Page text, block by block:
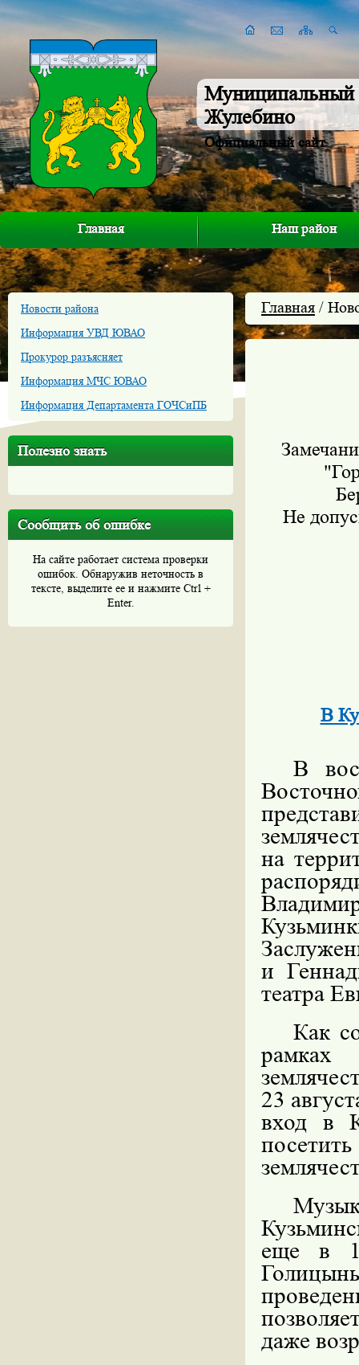
Муниципальный
Жулебино
Официальный сайт
Главная Наш район
Новости района
Информация УВД ЮВАО
Прокурор разъясняет
Информация МЧС ЮВАО
Информация Департамента ГОЧСиПБ
Полезно знать
Сообщить об ошибке
На сайте работает система проверки
ошибок. Обнаружив неточность в
тексте, выделите ее и нажмите Ctrl +
Enter.
Главная /
Не
В
В
на
и
театра
Как
рамках
23
вход в
еще в
даже